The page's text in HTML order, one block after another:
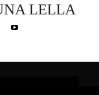
LELLA